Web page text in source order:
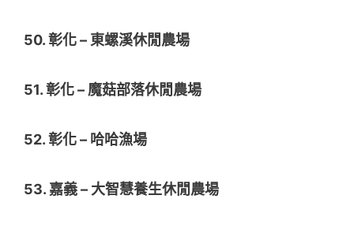
50. 彰化 – 東螺溪休閒農場
51. 彰化 – 魔菇部落休閒農場
52. 彰化 – 哈哈漁場
53. 嘉義 – 大智慧養生休閒農場